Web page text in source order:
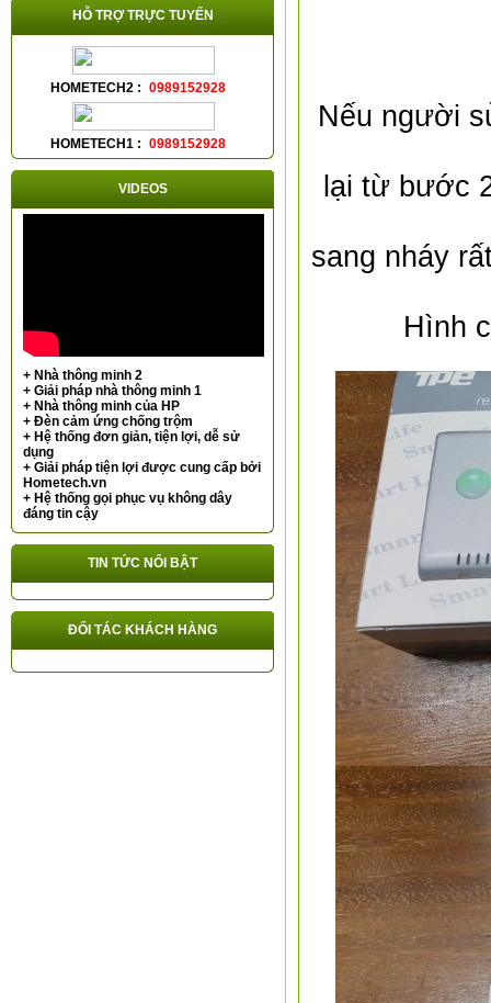
HỖ TRỢ TRỰC TUYẾN
HOMETECH2 : 0989152928
HOMETECH1 : 0989152928
VIDEOS
+ Nhà thông minh 2
+ Giải pháp nhà thông minh 1
+ Nhà thông minh của HP
+ Đèn cảm ứng chống trộm
+ Hệ thống đơn giản, tiện lợi, dễ sử
dụng
+ Giải pháp tiện lợi được cung cấp bởi
Hometech.vn
+ Hệ thống gọi phục vụ không dây
đáng tin cậy
TIN TỨC NỔI BẬT
ĐỐI TÁC KHÁCH HÀNG
Nếu người
lại từ bước
sang nháy
Hình